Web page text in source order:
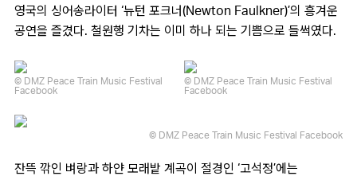
영국의 싱어송라이터 ‘뉴턴 포크너(Newton Faulkner)’의 흥겨운
공연을 즐겼다. 철원행 기차는 이미 하나 되는 기쁨으로 들썩였다.
© DMZ Peace Train Music Festival
Facebook
© DMZ Peace Train Music Festival
Facebook
© DMZ Peace Train Music Festival Facebook
잔뜩 깎인 벼랑과 하얀 모래밭 계곡이 절경인 ‘고석정’에는